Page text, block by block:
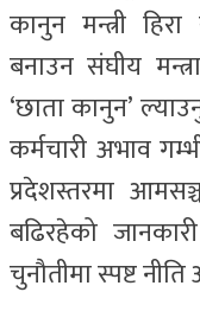
कानुन मन्त्री
बनाउन संघीय
‘छाता कानुन’
कर्मचारी अभाव
प्रदेशस्तरमा
बढिरहेको
चुनौतीमा स्पष्ट